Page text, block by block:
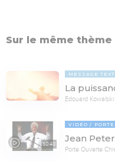
Sur le même thème
MESSAGE
La
Edouard Kowalski
50:40
VIDÉO
Jean
Porte Ouverte